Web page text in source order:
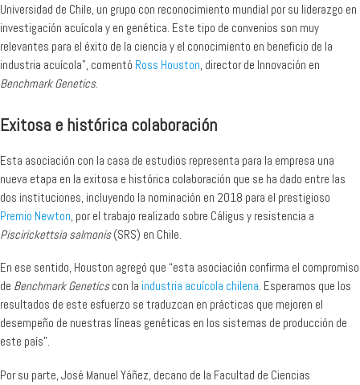
Universidad de Chile, un grupo con reconocimiento mundial por su liderazgo en
investigación acuícola y en genética. Este tipo de convenios son muy
relevantes para el éxito de la ciencia y el conocimiento en beneficio de la
industria acuícola”, comentó Ross Houston, director de Innovación en
Benchmark Genetics.
Exitosa e histórica colaboración
Esta asociación con la casa de estudios representa para la empresa una
nueva etapa en la exitosa e histórica colaboración que se ha dado entre las
dos instituciones, incluyendo la nominación en 2018 para el prestigioso
Premio Newton , por el trabajo realizado sobre Cáligus y resistencia a
Piscirickettsia salmonis(SRS) en Chile.
En ese sentido, Houston agregó que “esta asociación confirma el compromiso
de Benchmark Geneticscon la industria acuícola chilena. Esperamos que los
resultados de este esfuerzo se traduzcan en prácticas que mejoren el
desempeño de nuestras líneas genéticas en los sistemas de producción de
este país”.
Por su parte, José Manuel Yáñez, decano de la Facultad de Ciencias